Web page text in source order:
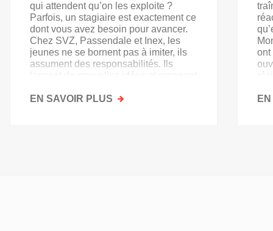
qui attendent qu’on les exploite ?
Parfois, un stagiaire est exactement ce
dont vous avez besoin pour avancer.
Chez SVZ, Passendale et Inex, les
jeunes ne se bornent pas à imiter, ils
assument des responsabilités. Ils
lancent de nouvelles idées et prennent
EN SAVOIR PLUS SUR
ont